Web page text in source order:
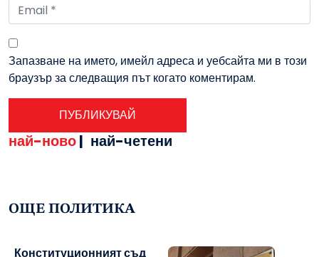
Запазване на името, имейл адреса и уебсайта ми в този
браузър за следващия път когато коментирам.
най-ново| най-четени
ОЩЕ ПОЛИТИКА
Конституционният съд